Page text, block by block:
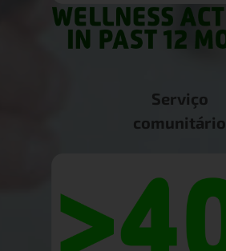
Serviço
comunitário